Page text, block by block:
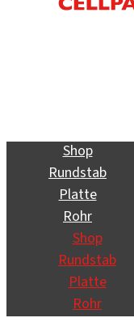
Shop
Rundstab
Platte
Rohr
Shop
Rundstab
Platte
Rohr